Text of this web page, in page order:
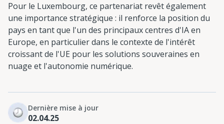
Pour le Luxembourg, ce partenariat revêt également
une importance stratégique : il renforce la position du
pays en tant que l'un des principaux centres d'IA en
Europe, en particulier dans le contexte de l'intérêt
croissant de l'UE pour les solutions souveraines en
nuage et l'autonomie numérique.
Dernière mise à jour
02.04.25